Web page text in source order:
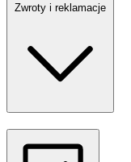
Zwroty i reklamacje